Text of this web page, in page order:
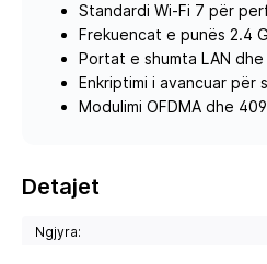
Standardi Wi-Fi 7 për
Frekuencat e punës 2.4
Portat e shumta LAN
Enkriptimi i avancuar për
Modulimi OFDMA dhe
Detajet
Ngjyra: